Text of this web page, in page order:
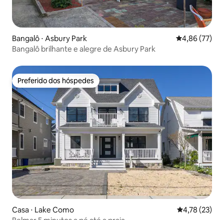
Bangalô ⋅ Asbury Park 4,86 de uma
4,86 (77)
Bangalô brilhante e alegre de Asbury Park
Preferido dos hóspedes
Preferido dos hóspedes
Casa ⋅ Lake Como 4,78 de uma
4,78 (23)